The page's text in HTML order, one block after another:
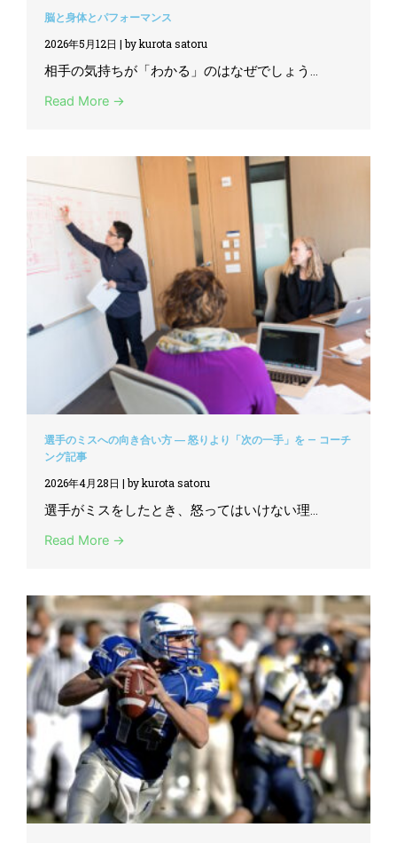
脳と身体とパフォーマンス
2026年5月12日 |by kurota satoru
相手の気持ちが「わかる」のはなぜでしょう...
Read More →
選手のミスへの向き合い方 ― 怒りより「次の一手」を — コーチ
ング記事
2026年4月28日 |by kurota satoru
選手がミスをしたとき、怒ってはいけない理...
Read More →